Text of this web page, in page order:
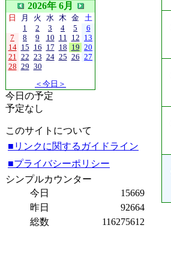
2026年 6月
日 月 火 水 木 金 土
1
2 3 4 5
6
7
8 9 10 11 12 13
14 15 16 17 18 19 20
21 22 23 24 25 26 27
28 29 30
＜今日＞
今日の予定
予定なし
このサイトについて
■リンクに関するガイドライン
■プライバシーポリシー
シンプルカウンター
今日
15669
昨日
92664
総数
116275612